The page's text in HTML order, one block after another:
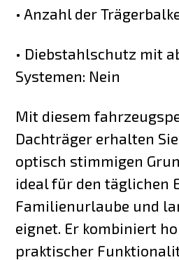
• Anzahl der
• Diebstahlschutz mit
Systemen: Nein
Mit diesem
Dachträger erhalten
optisch stimmigen
ideal für den täglichen
Familienurlaube und
eignet. Er kombiniert
praktischer